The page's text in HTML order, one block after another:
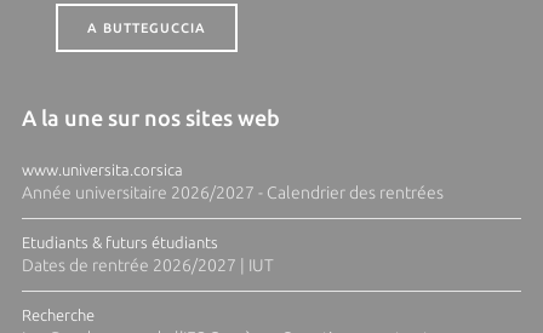
A BUTTEGUCCIA
A la une sur nos sites web
www.universita.corsica
Année universitaire 2026/2027 - Calendrier des rentrées
Etudiants & futurs étudiants
Dates de rentrée 2026/2027 | IUT
Recherche